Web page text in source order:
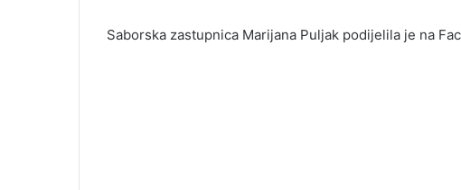
Saborska zastupnica Marijana Puljak podijelila je na